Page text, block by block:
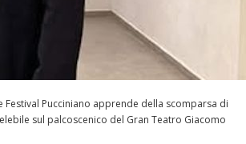
Festival Pucciniano apprende della scomparsa di
sul palcoscenico del Gran Teatro Giacomo